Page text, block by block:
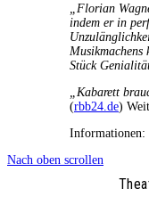
„Florian
indem er in
Musikmachens
Stück
„Kabarett
(rbb24.de)
Informationen:
Nach oben scrollen